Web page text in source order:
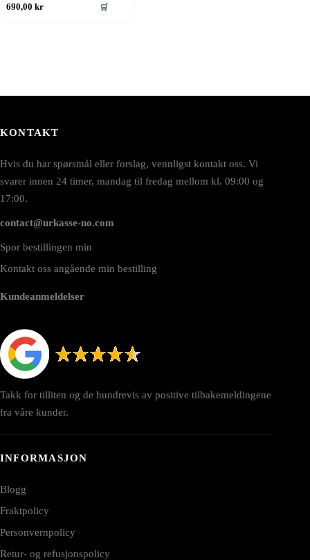
690,00kr 🛒
KONTAKT
Hvis du har spørsmål eller forslag, vennligst kontakt oss. Vi
svarer innen 24 timer, mandag til fredag mellom kl. 09:00 og
17:00.
contact@urkasse-no.com
Spor bestillingen min
Kontakt oss angående min bestilling
Kundeanmeldelser
Takk for tilliten og de hundrevis av positive tilbakemeldingene
fra våre kunder.
INFORMASJON
Blogg
Fraktpolicy
Personvernpolicy
Retur- og refusjonspolicy